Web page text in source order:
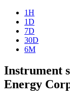
1H
1D
7D
30D
6M
Instrument
Energy